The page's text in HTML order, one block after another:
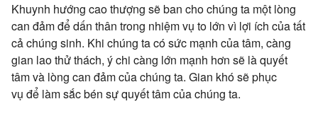
Khuynh hướng cao thượng sẽ ban cho chúng ta một lòng
can đảm để dấn thân trong nhiệm vụ to lớn vì lợi ích của tất
cả chúng sinh. Khi chúng ta có sức mạnh của tâm, càng
gian lao thử thách, ý chi càng lớn mạnh hơn sẽ là quyết
tâm và lòng can đảm của chúng ta. Gian khó sẽ phục
vụ để làm sắc bén sự quyết tâm của chúng ta.